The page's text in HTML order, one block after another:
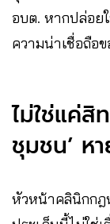
อบต. หากปล่อย
ความน่าเชื่อถือ
ไม่ใช่แค่
ชุมชน’ ห
หัวหน้าคลินิกกฎ